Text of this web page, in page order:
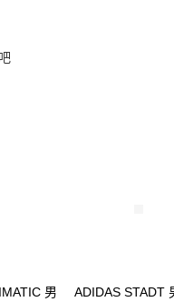
男
ADIDAS STADT